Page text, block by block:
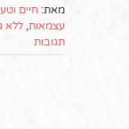
מאת: חיים
עצמאות ללא
תגובות